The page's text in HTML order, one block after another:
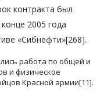
контракта был
2005 года
«Сибнефти»[268].
работа по общей и
и физическое
Красной армии[11].